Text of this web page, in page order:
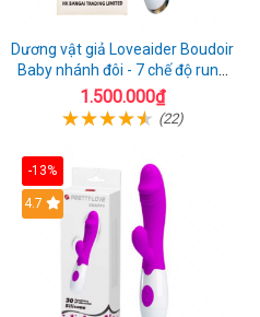
Dương vật giả Loveaider Boudoir
Baby nhánh đôi - 7 chế độ rung
sạc điện
1.500.000₫
(22)
-13%
4.7